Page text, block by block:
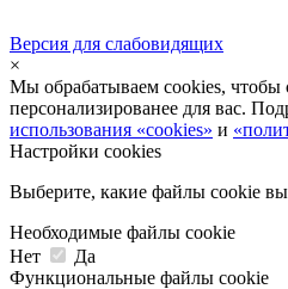
Версия для слабовидящих
×
Мы обрабатываем cookies, чтобы
персонализированее для вас.
использования «cookies» и
Настройки cookies
Выберите, какие файлы cookie вы
Необходимые файлы cookie
Нет
Да
Функциональные файлы cookie